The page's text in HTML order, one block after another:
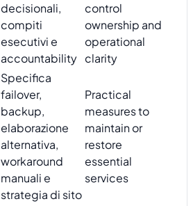
decisionali,
compiti
esecutivi e
accountability
control
ownership and
operational
clarity
Specifica
failover,
backup,
elaborazione
alternativa,
workaround
manuali e
strategia di sito
Practical
measures to
maintain or
restore
essential
services